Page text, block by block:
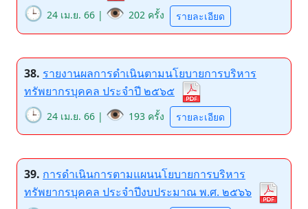
🕒 24 เม.ย. 66 | 👁️ 202 ครั้ง รายละเอียด
38. รายงานผลการดำเนินตามนโยบายการบริหาร
ทรัพยากรบุคคล ประจำปี ๒๕๖๕
🕒 24 เม.ย. 66 | 👁️ 193 ครั้ง รายละเอียด
39. การดำเนินการตามแผนนโยบายการบริหาร
ทรัพยากรบุคคล ประจำปีงบประมาณ พ.ศ. ๒๕๖๖